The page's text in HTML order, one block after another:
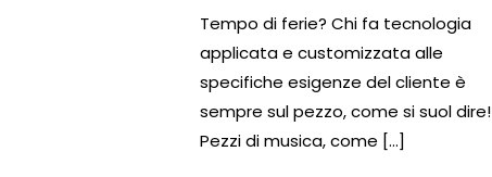
Tempo di ferie? Chi fa tecnologia
applicata e customizzata alle
specifiche esigenze del cliente è
sempre sul pezzo, come si suol dire!
Pezzi di musica, come […]